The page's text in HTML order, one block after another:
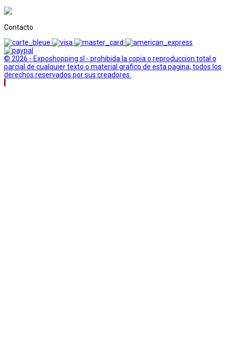
Contacto
© 2026 - Exposhopping sl - prohibida la copia o reproduccion total o
parcial de cualquier texto o material grafico de esta pagina, todos los
derechos reservados por sus creadores.